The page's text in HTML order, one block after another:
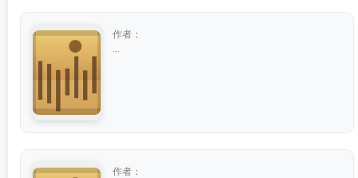
作者：
作者：